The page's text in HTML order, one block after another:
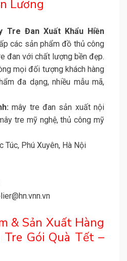
Lương
Tre Đan Xuất Khẩu Hiền
các sản phẩm đồ thủ công
đan với chất lượng bền đẹp.
mọi đối tượng khách hàng
đa dạng, nhiều mẫu mã,
mây tre đan sản xuất nội
tre mỹ nghệ, thủ công mỹ
Túc, Phú Xuyên, Hà Nội
& Sản Xuất Hàng
Tre Gói Quà Tết –